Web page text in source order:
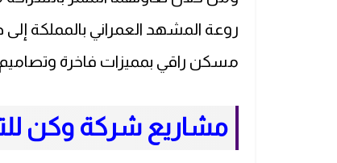
روعة المشهد العمراني بالمملكة
مسكن راقي بمميزات فاخرة
مشاريع شركة وكن